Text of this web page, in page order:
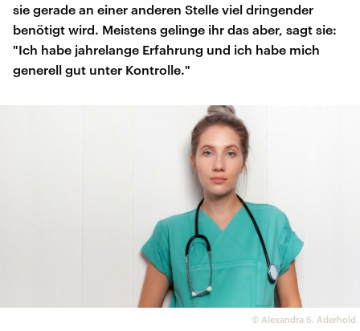
sie gerade an einer anderen Stelle viel dringender
benötigt wird. Meistens gelinge ihr das aber, sagt sie:
"Ich habe jahrelange Erfahrung und ich habe mich
generell gut unter Kontrolle."
© Alexandra S. Aderhold